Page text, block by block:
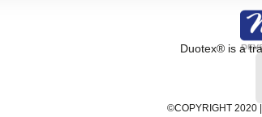
Duotex® is a
©COPYRIGHT 2020